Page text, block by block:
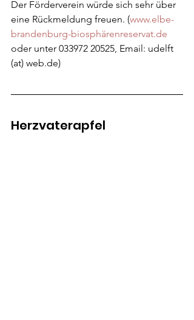
Der Förderverein würde sich sehr über
eine Rückmeldung freuen. (www.elbe-
brandenburg-biosphärenreservat.de
oder unter 033972 20525, Email: udelft
(at) web.de)
Herzvaterapfel